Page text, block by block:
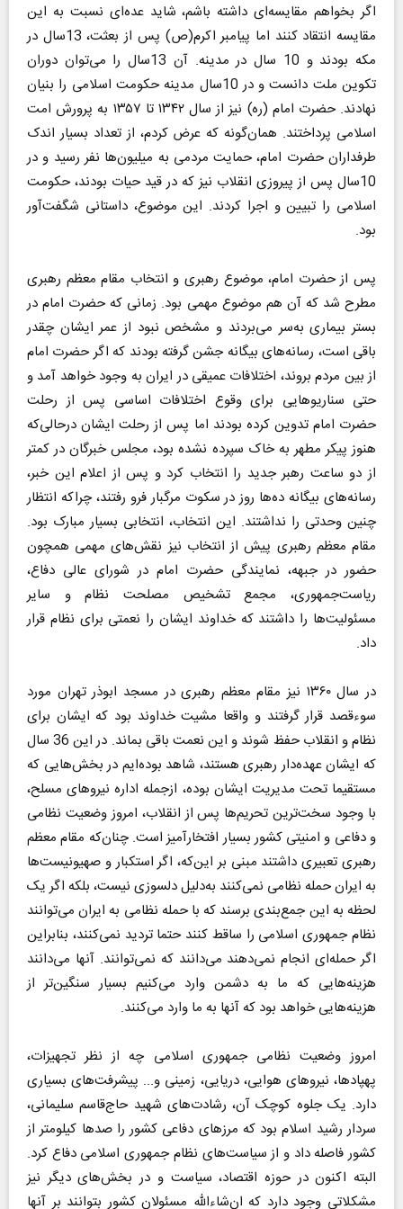
اگر بخواهم مقایسه‌ای داشته باشم، شاید عده‌ای نسبت به این
مقایسه انتقاد کنند‌ اما پیامبر اکرم(ص) پس از بعثت، 13سال در
مکه بودند و 10 سال در مدینه. آن 13سال را می‌توان دوران
تکوین ملت دانست و در 10سال مدینه حکومت اسلامی را بنیان
نهادند. حضرت امام (ره) نیز از سال ۱۳۴۲ تا ۱۳۵۷ به پرورش امت
اسلامی پرداختند. همان‌گونه که عرض کردم، از تعداد بسیار اندک
طرفداران حضرت امام، حمایت مردمی به میلیون‌ها نفر رسید و در
10سال پس از پیروزی انقلاب نیز که در قید حیات بودند، حکومت
اسلامی را تبیین و اجرا کردند. این موضوع، داستانی شگفت‌آور
بود.
پس از حضرت امام، موضوع رهبری و انتخاب مقام معظم رهبری
مطرح شد که آن هم موضوع مهمی بود. زمانی که حضرت امام در
بستر بیماری به‌سر می‌بردند و مشخص نبود از عمر ایشان چقدر
باقی است، رسانه‌های بیگانه جشن گرفته بودند که اگر حضرت امام
از بین مردم بروند، اختلافات عمیقی در ایران به وجود خواهد آمد و
حتی سناریوهایی برای وقوع اختلافات اساسی پس از رحلت
حضرت امام تدوین کرده بودند اما پس از رحلت ایشان درحالی‌که
هنوز پیکر مطهر به خاک سپرده نشده بود، مجلس خبرگان در کمتر
از دو ساعت رهبر جدید را انتخاب کرد و پس از اعلام این خبر،
رسانه‌های بیگانه ده‌ها روز در سکوت مرگبار فرو رفتند، چراکه انتظار
چنین وحدتی را نداشتند. این انتخاب، انتخابی بسیار مبارک بود.
مقام معظم رهبری پیش از انتخاب نیز نقش‌های مهمی همچون
حضور در جبهه، نمایندگی حضرت امام در شورای عالی دفاع،
ریاست‌جمهوری، مجمع تشخیص مصلحت نظام و سایر
مسئولیت‌ها را داشتند که خداوند ایشان را نعمتی برای نظام قرار
داد.
در سال ۱۳۶۰ نیز مقام معظم رهبری در مسجد ابوذر تهران مورد
سوءقصد قرار گرفتند و واقعا مشیت خداوند بود که ایشان برای
نظام و انقلاب حفظ شوند و این نعمت باقی بماند. در این 36 سال
که ایشان عهده‌دار رهبری هستند، شاهد بوده‌ایم در بخش‌هایی که
مستقیما تحت مدیریت ایشان بوده، ازجمله اداره نیروهای مسلح،
با وجود سخت‌ترین تحریم‌ها پس از انقلاب، امروز وضعیت نظامی
و دفاعی و امنیتی کشور بسیار افتخارآمیز است. چنان‌که مقام معظم
رهبری تعبیری داشتند مبنی بر این‌که، اگر استکبار و صهیونیست‌ها
به ایران حمله نظامی نمی‌کنند به‌دلیل دلسوزی نیست، بلکه اگر یک
لحظه به این جمع‌بندی برسند که با حمله نظامی به ایران می‌توانند
نظام جمهوری اسلامی را ساقط کنند حتما تردید نمی‌کنند، بنابراین
اگر حمله‌ای انجام نمی‌دهند می‌دانند که نمی‌توانند. آنها می‌دانند
هزینه‌هایی که ما به دشمن وارد می‌کنیم بسیار سنگین‌تر از
هزینه‌هایی خواهد بود که آنها به ما وارد می‌کنند.
امروز وضعیت نظامی جمهوری اسلامی چه از نظر تجهیزات،
پهپادها، نیروهای هوایی، دریایی، زمینی و... پیشرفت‌های بسیاری
دارد. یک جلوه کوچک آن، رشادت‌های شهید حاج‌قاسم سلیمانی،
سردار رشید اسلام بود که مرزهای دفاعی کشور را صدها کیلومتر از
کشور فاصله داد و از سیاست‌های نظام جمهوری اسلامی دفاع کرد.
البته اکنون در حوزه اقتصاد، سیاست و ‌در بخش‌های دیگر نیز
مشکلاتی وجود دارد که ان‌شاءالله مسئولان کشور بتوانند بر آنها